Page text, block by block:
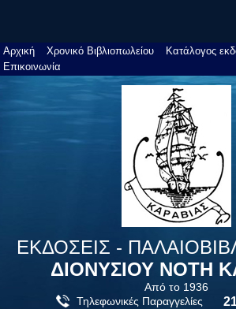
Αρχική Χρονικό Βιβλιοπωλείου
Κατάλογος
Επικοινωνία
ΕΚΔΟΣΕΙΣ -
ΔΙΟΝΥΣΙΟΥ ΝΟΤΗ
Από το 1936
Τηλεφωνικές Παραγγελίες